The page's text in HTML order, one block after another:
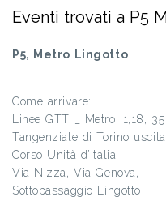
Eventi trovati a P5
P5, Metro Lingotto
Come arrivare:
Linee GTT _ Metro, 1,18, 35
Tangenziale di Torino
Corso Unità d’Italia
Via Nizza, Via Genova,
Sottopassaggio Lingotto